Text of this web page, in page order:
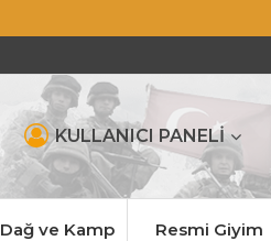
KULLANICI PANELİ
Dağ ve Kamp
Resmi Giyim